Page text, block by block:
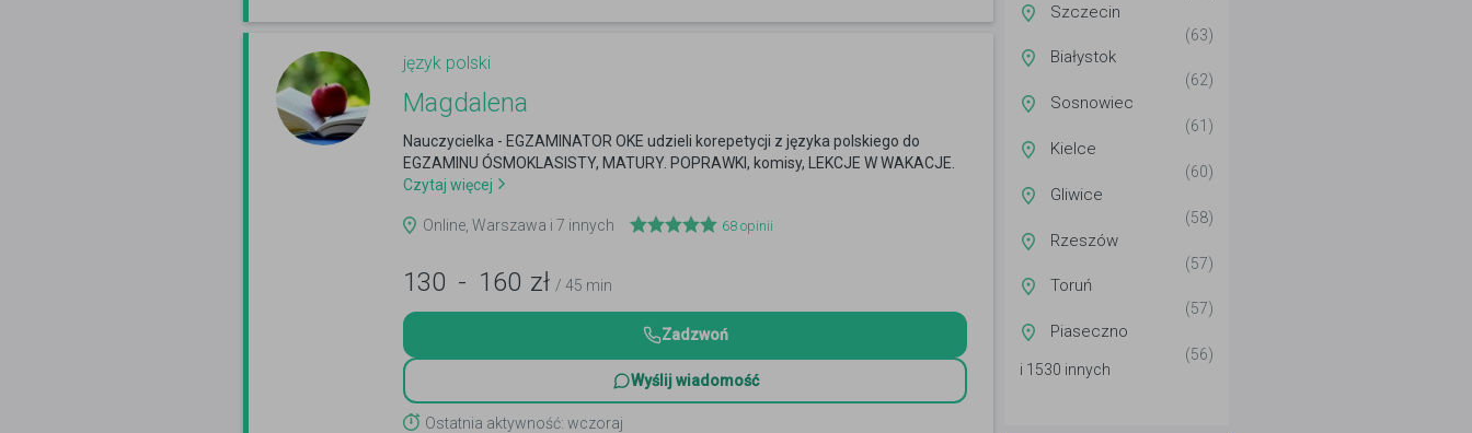
język polski
Magdalena
Nauczycielka - EGZAMINATOR OKE udzieli korepetycji z języka polskiego do
EGZAMINU ÓSMOKLASISTY, MATURY. POPRAWKI, komisy, LEKCJE W WAKACJE.
Czytaj więcej
Online, Warszawa i 7 innych 68 opinii
130 - 160 zł / 45 min
Zadzwoń
Wyślij wiadomość
Ostatnia aktywność: wczoraj
Szczecin
(63)
Białystok
(62)
Sosnowiec
(61)
Kielce
(60)
Gliwice
(58)
Rzeszów
(57)
Toruń
(57)
Piaseczno
(56)
i 1530 innych